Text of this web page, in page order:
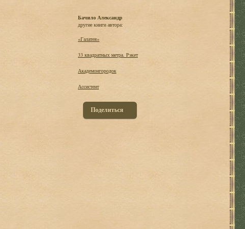
Бачило Александр
другие книги автора:
«Галатея»
33 квадратных метра. Рэкет
Академонгородок
Ассистент
Поделиться